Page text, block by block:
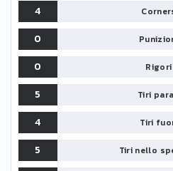
4
0
0
Rigori
5
Tiri
4
Tiri
5
Tiri nello